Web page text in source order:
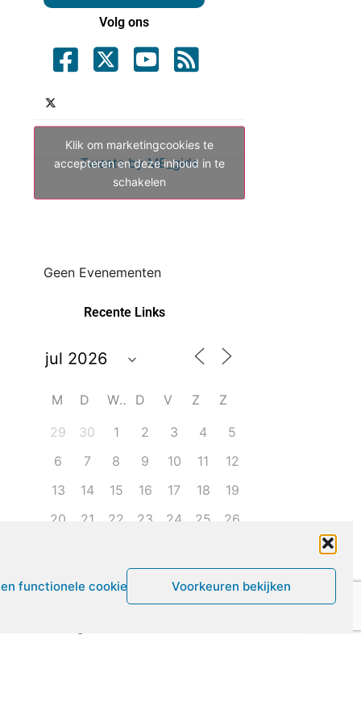
functionele cookies Voorkeuren bekijken
Volg ons
Tweets by ME_gids
Klik om marketingcookies te
accepteren en deze inhoud in te
schakelen
Geen Evenementen
Recente Links
M D W D V Z
Z
29
30 1 2 3 4
5
6
7 8 9 10 11
12
13
14 15 16 17 18
19
20
21 22 23 24 25
26
Leven met ME/CVS en POTS